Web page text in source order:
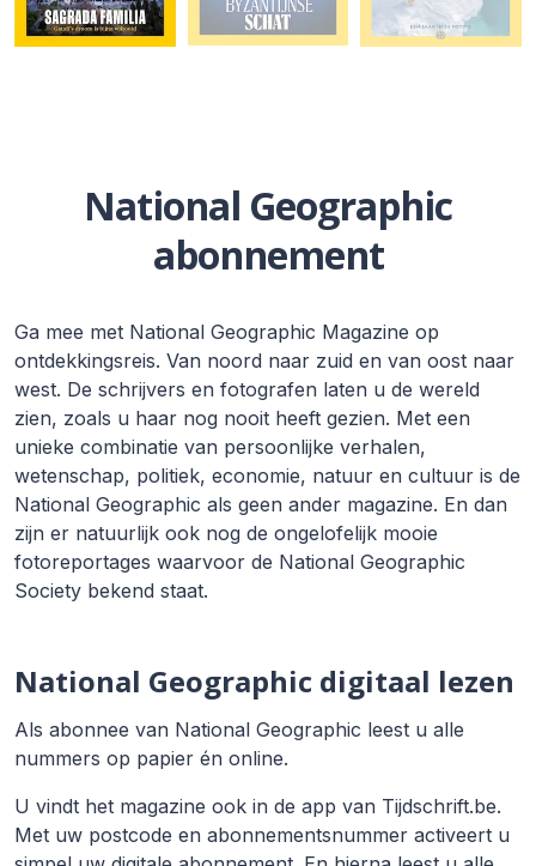
National Geographic
abonnement
Ga mee met National Geographic Magazine op
ontdekkingsreis. Van noord naar zuid en van oost naar
west. De schrijvers en fotografen laten u de wereld
zien, zoals u haar nog nooit heeft gezien. Met een
unieke combinatie van persoonlijke verhalen,
wetenschap, politiek, economie, natuur en cultuur is de
National Geographic als geen ander magazine. En dan
zijn er natuurlijk ook nog de ongelofelijk mooie
fotoreportages waarvoor de National Geographic
Society bekend staat.
National Geographic digitaal lezen
Als abonnee van National Geographic leest u alle
nummers op papier én online.
U vindt het magazine ook in de app van Tijdschrift.be.
Met uw postcode en abonnementsnummer activeert u